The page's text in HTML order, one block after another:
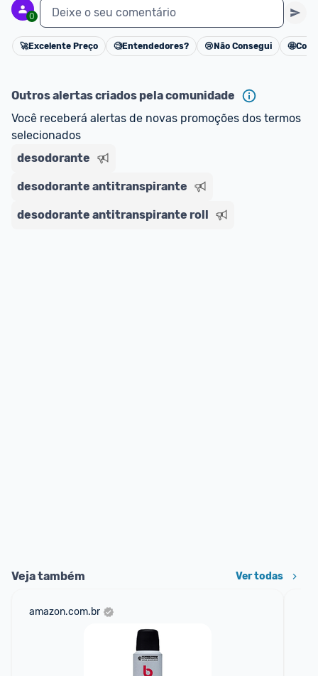
0 Deixe o seu comentário
Cancelar
🚀Excelente Preço 🧐Entendedores? 😢 Não Consegui 🤩
Outros alertas criados pela comunidade
Você receberá alertas de novas promoções dos termos
selecionados
desodorante
desodorante antitranspirante
desodorante antitranspirante roll
Veja também Ver todas
amazon.com.br